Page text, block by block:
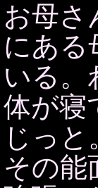
お母さ
にある
いる。
体が寝
じっと
その能